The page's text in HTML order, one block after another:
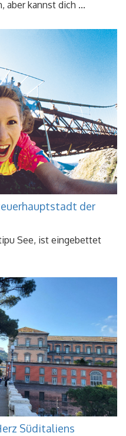
aber kannst dich ...
der
See, ist eingebettet
Süditaliens